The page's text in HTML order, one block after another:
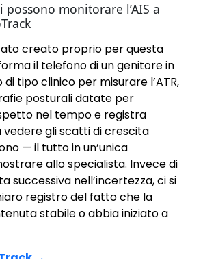
monitorare l’AIS a
creato proprio per questa
il telefono di un genitore in
tipo clinico per misurare l’ATR,
posturali datate per
nel tempo e registra
vedere gli scatti di crescita
— il tutto in un’unica
allo specialista. Invece di
successiva nell’incertezza, ci si
registro del fatto che la
stabile o abbia iniziato a